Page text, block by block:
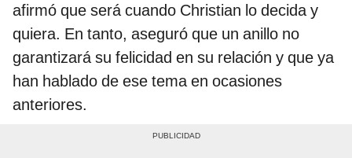
afirmó que será cuando Christian lo decida y
quiera. En tanto, aseguró que un anillo no
garantizará su felicidad en su relación y que ya
han hablado de ese tema en ocasiones
anteriores.